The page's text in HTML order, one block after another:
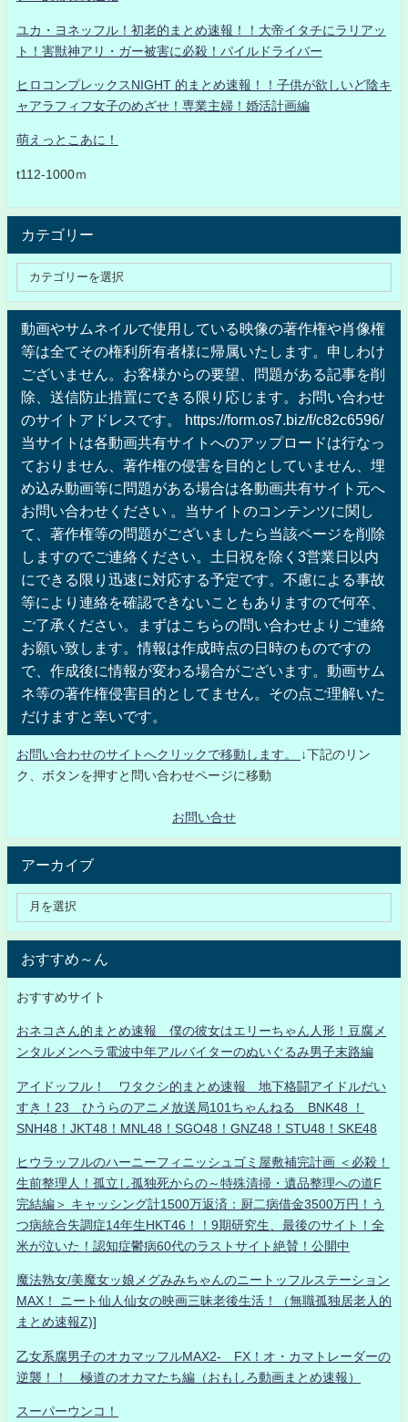
ユカ・ヨネッフル！初老的まとめ速報！！大帝イタチにラリアッ
ト！害獣神アリ・ガー被害に必殺！パイルドライバー
ヒロコンプレックスNIGHT 的まとめ速報！！子供が欲しいど陰キ
ャアラフィフ女子のめざせ！専業主婦！婚活計画編
萌えっとこあに！
t112-1000ｍ
カテゴリー
動画やサムネイルで使用している映像の著作権や肖像権
等は全てその権利所有者様に帰属いたします。申しわけ
ございません。お客様からの要望、問題がある記事を削
除、送信防止措置にできる限り応じます。お問い合わせ
のサイトアドレスです。 https://form.os7.biz/f/c82c6596/
当サイトは各動画共有サイトへのアップロードは行なっ
ておりません、著作権の侵害を目的としていません、埋
め込み動画等に問題がある場合は各動画共有サイト元へ
お問い合わせください 。当サイトのコンテンツに関し
て、著作権等の問題がございましたら当該ページを削除
しますのでご連絡ください。土日祝を除く3営業日以内
にできる限り迅速に対応する予定です。不慮による事故
等により連絡を確認できないこともありますので何卒、
ご了承ください。まずはこちらの問い合わせよりご連絡
お願い致します。情報は作成時点の日時のものですの
で、作成後に情報が変わる場合がございます。動画サム
ネ等の著作権侵害目的としてません。その点ご理解いた
だけますと幸いです。
お問い合わせのサイトへクリックで移動します。
↓下記のリン
ク、ボタンを押すと問い合わせページに移動
お問い合せ
アーカイブ
おすすめ～ん
おすすめサイト
おネコさん的まとめ速報 僕の彼女はエリーちゃん人形！豆腐メ
ンタルメンヘラ電波中年アルバイターのぬいぐるみ男子末路編
アイドッフル！ ワタクシ的まとめ速報 地下格闘アイドルだい
すき！23 ひうらのアニメ放送局101ちゃんねる BNK48 ！
SNH48！JKT48！MNL48！SGO48！GNZ48！STU48！SKE48
ヒウラッフルのハーニーフィニッシュゴミ屋敷補完計画 ＜必殺！
生前整理人！孤立し孤独死からの～特殊清掃・遺品整理への道F
完結編＞ キャッシング計1500万返済：厨二病借金3500万円！う
つ病統合失調症14年生HKT46！！9期研究生、最後のサイト！全
米が泣いた！認知症鬱病60代のラストサイト絶賛！公開中
魔法熟女/美魔女ッ娘メグみみちゃんのニートッフルステーション
MAX！ ニート仙人仙女の映画三昧老後生活！（無職孤独居老人的
まとめ速報Z)]
乙女系腐男子のオカマッフルMAX2- FX！オ・カマトレーダーの
逆襲！！ 極道のオカマたち編（おもしろ動画まとめ速報）
スーパーウンコ！